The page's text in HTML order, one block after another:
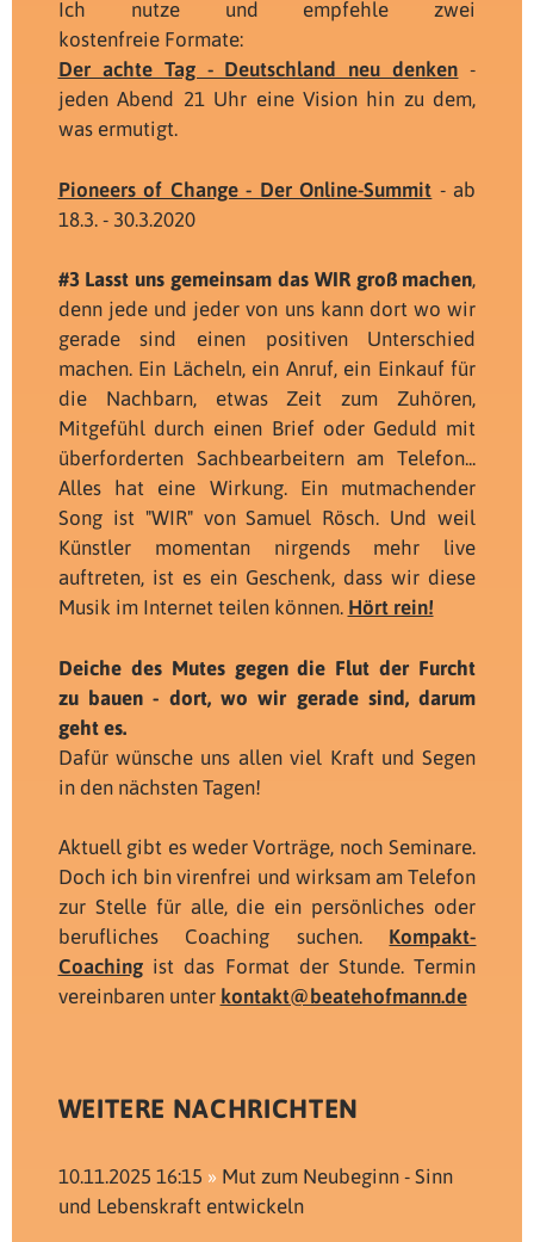
Ich nutze und empfehle zwei
kostenfreie Formate:
Der achte Tag - Deutschland neu denken -
jeden Abend 21 Uhr eine Vision hin zu dem,
was ermutigt.
Pioneers of Change - Der Online-Summit - ab
18.3. - 30.3.2020
#3 Lasst uns gemeinsam das WIR groß machen,
denn jede und jeder von uns kann dort wo wir
gerade sind einen positiven Unterschied
machen. Ein Lächeln, ein Anruf, ein Einkauf für
die Nachbarn, etwas Zeit zum Zuhören,
Mitgefühl durch einen Brief oder Geduld mit
überforderten Sachbearbeitern am Telefon...
Alles hat eine Wirkung. Ein mutmachender
Song ist "WIR" von Samuel Rösch. Und weil
Künstler momentan nirgends mehr live
auftreten, ist es ein Geschenk, dass wir diese
Musik im Internet teilen können. Hört rein!
Deiche des Mutes gegen die Flut der Furcht
zu bauen - dort, wo wir gerade sind, darum
geht es.
Dafür wünsche uns allen viel Kraft und Segen
in den nächsten Tagen!
Aktuell gibt es weder Vorträge, noch Seminare.
Doch ich bin virenfrei und wirksam am Telefon
zur Stelle für alle, die ein persönliches oder
berufliches Coaching suchen. Kompakt-
Coachingist das Format der Stunde. Termin
vereinbaren unter kontakt@beatehofmann.de
WEITERE NACHRICHTEN
10.11.2025 16:15
Mut zum Neubeginn - Sinn
und Lebenskraft entwickeln